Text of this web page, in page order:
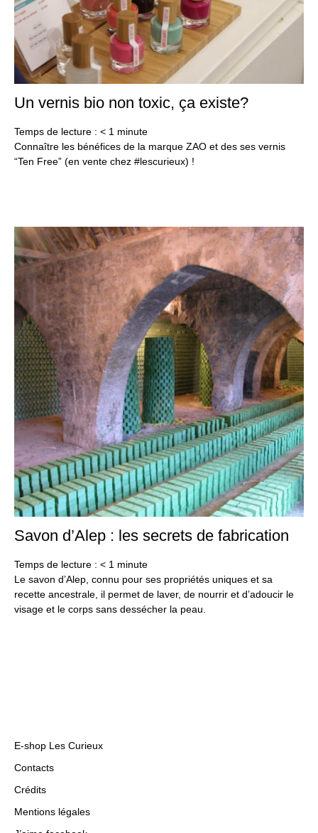
Un vernis bio non toxic, ça existe?
Temps de lecture : < 1 minute
Connaître les bénéfices de la marque ZAO et des ses vernis
“Ten Free” (en vente chez #lescurieux) !
Savon d’Alep : les secrets de fabrication
Temps de lecture : < 1 minute
Le savon d’Alep, connu pour ses propriétés uniques et sa
recette ancestrale, il permet de laver, de nourrir et d’adoucir le
visage et le corps sans dessécher la peau.
E-shop Les Curieux
Contacts
Crédits
Mentions légales